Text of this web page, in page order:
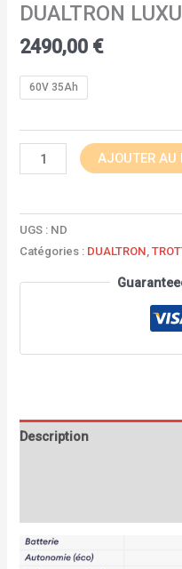
DUALTRON
2490,00 €
60V 35Ah
AJOUTER AU
UGS : ND
Catégories : DUALTRON,
Description